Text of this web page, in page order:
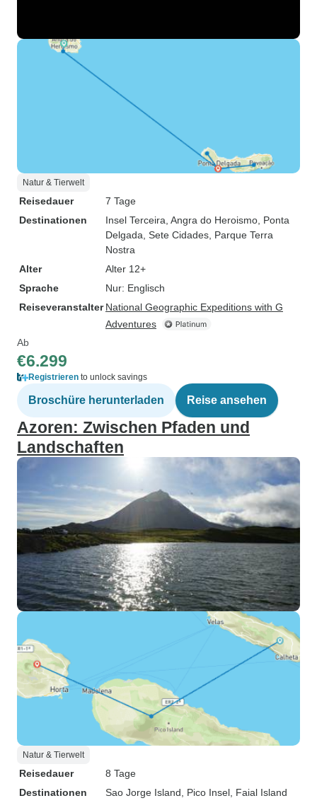
Natur & Tierwelt
Reisedauer
7 Tage
Destinationen
Insel Terceira , Angra do Heroismo , Ponta
Delgada , Sete Cidades , Parque Terra
Nostra
Alter
Alter 12+
Sprache
Nur: Englisch
Reiseveranstalter National Geographic Expeditions with G
Adventures
Ab
€6.299
Registrieren to unlock savings
Broschüre herunterladen Reise ansehen
Azoren: Zwischen Pfaden und
Landschaften
Natur & Tierwelt
Reisedauer
8 Tage
Destinationen
Sao Jorge Island , Pico Insel , Faial Island